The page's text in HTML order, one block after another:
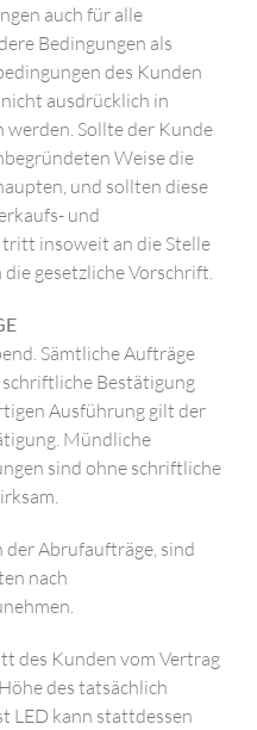
auch für alle
Bedingungen als
des Kunden
ausdrücklich in
werden. Sollte der Kunde
Weise die
und sollten diese
und
insoweit an die Stelle
gesetzliche Vorschrift.
Sämtliche Aufträge
Bestätigung
Ausführung gilt der
Mündliche
sind ohne schriftliche
der Abrufaufträge, sind
nach
des Kunden vom Vertrag
des tatsächlich
LED kann stattdessen